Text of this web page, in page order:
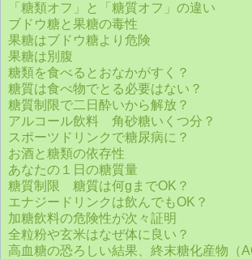
「糖類オフ」と「糖質オフ」の違い
ブドウ糖と果糖の毒性
果糖はブドウ糖より危険
果糖は別腹
糖類を食べるとおなかがすく？
糖質は食べ物でとる必要はない？
糖質制限で二日酔いから解放？
アルコール飲料 角砂糖いくつ分？
スポーツドリンクで糖尿病に？
お酒と糖類の依存性
あなたの１日の糖質量
糖質制限 糖質は何gまでOK？
エナジードリンクは飲んでもOK？
加糖飲料の危険性が次々証明
全粒粉や玄米はなぜ体に良い？
高血糖の恐ろしい結果、終末糖化産物（